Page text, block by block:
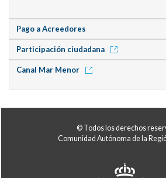
Pago a Acreedores
Participación ciudadana
Canal Mar Menor
© Todos los derechos
Comunidad Autónoma de la